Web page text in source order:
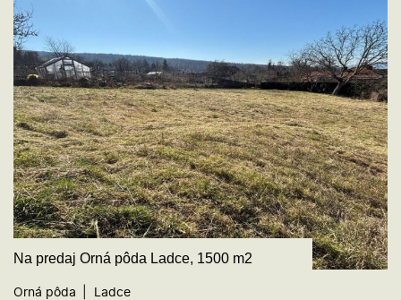
Na predaj Orná pôda Ladce, 1500 m2
Orná pôda Ladce